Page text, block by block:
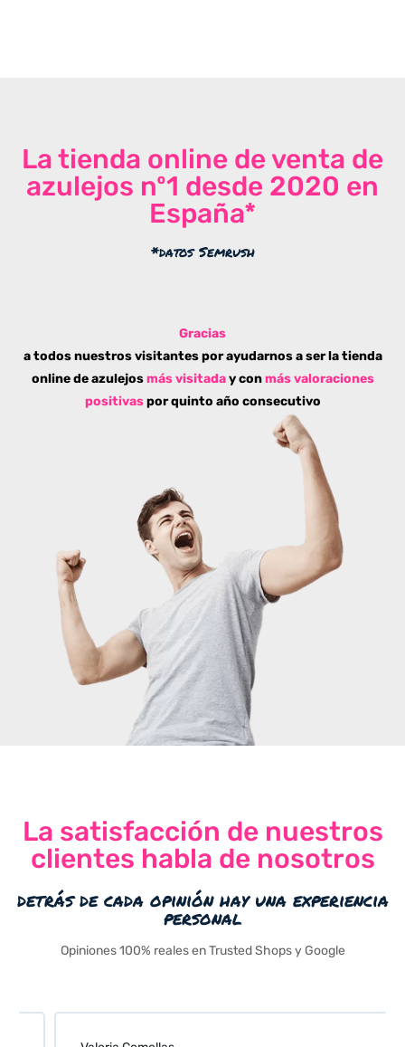
La tienda online de venta de
azulejos nº1 desde 2020 en
España*
*datos Semrush
Gracias
a todos nuestros visitantes por ayudarnos a ser la tienda
online de azulejos más visitaday conmás valoraciones
positivaspor quinto año consecutivo
La satisfacción de nuestros
clientes habla de nosotros
detrás de cada opinión hay una experiencia
personal
Opiniones 100% reales en Trusted Shops y Google